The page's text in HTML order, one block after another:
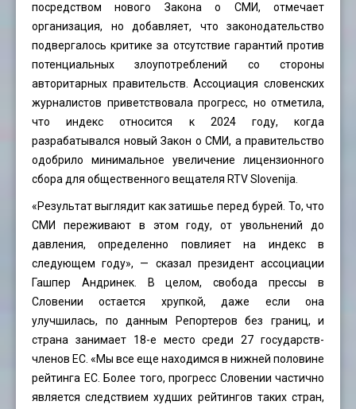
посредством нового Закона о СМИ, отмечает
организация, но добавляет, что законодательство
подвергалось критике за отсутствие гарантий против
потенциальных злоупотреблений со стороны
авторитарных правительств. Ассоциация словенских
журналистов приветствовала прогресс, но отметила,
что индекс относится к 2024 году, когда
разрабатывался новый Закон о СМИ, а правительство
одобрило минимальное увеличение лицензионного
сбора для общественного вещателя RTV Slovenija.
«Результат выглядит как затишье перед бурей. То, что
СМИ переживают в этом году, от увольнений до
давления, определенно повлияет на индекс в
следующем году», — сказал президент ассоциации
Гашпер Андринек. В целом, свобода прессы в
Словении остается хрупкой, даже если она
улучшилась, по данным Репортеров без границ, и
страна занимает 18-е место среди 27 государств-
членов ЕС. «Мы все еще находимся в нижней половине
рейтинга ЕС. Более того, прогресс Словении частично
является следствием худших рейтингов таких стран,